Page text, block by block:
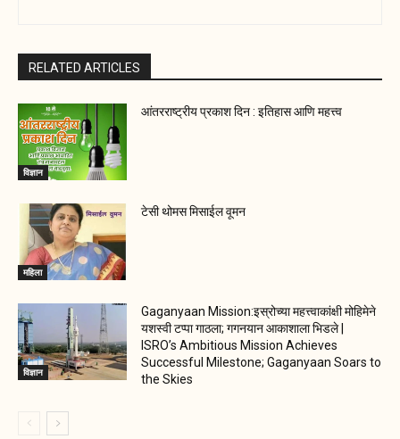
RELATED ARTICLES
विज्ञान
आंतरराष्ट्रीय प्रकाश दिन : इतिहास आणि महत्त्व
महिला
टेसी थोमस मिसाईल वूमन
विज्ञान
Gaganyaan Mission:इस्रोच्या महत्त्वाकांक्षी मोहिमेने
यशस्वी टप्पा गाठला; गगनयान आकाशाला भिडले |
ISRO’s Ambitious Mission Achieves
Successful Milestone; Gaganyaan Soars to
the Skies